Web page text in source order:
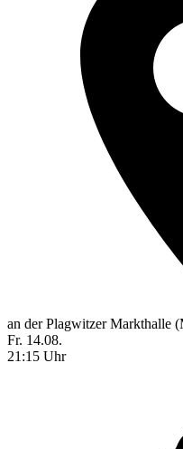
an der Plagwitzer Markthalle
Fr. 14.08.
21:15 Uhr